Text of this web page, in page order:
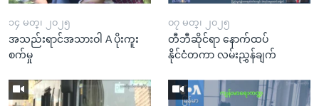
၁၄ မတ္၊ ၂၀၂၅
အသည်းရာင်အသားဝါ A ပိုးကူး
စက်မှု
၀၇ မတ္၊ ၂၀၂၅
တီဘီဆိုင်ရာ နောက်ထပ်
နိုင်ငံတကာ လမ်းညွှန်ချက်